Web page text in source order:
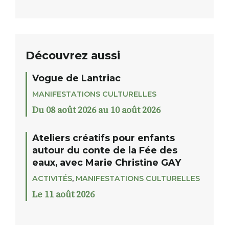
Découvrez aussi
Vogue de Lantriac
MANIFESTATIONS CULTURELLES
Du 08 août 2026 au 10 août 2026
Ateliers créatifs pour enfants
autour du conte de la Fée des
eaux, avec Marie Christine GAY
ACTIVITÉS, MANIFESTATIONS CULTURELLES
Le 11 août 2026